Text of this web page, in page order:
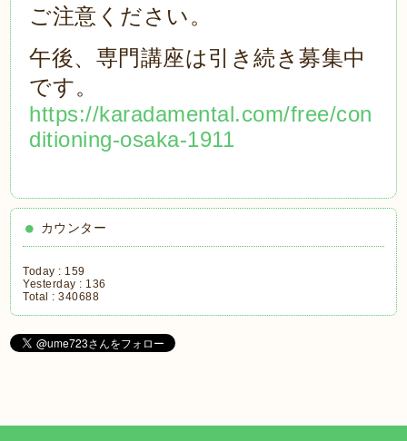
ご注意ください。
午後、専門講座は引き続き募集中
です。
https://karadamental.com/free/con
ditioning-osaka-1911
カウンター
Today : 159
Yesterday : 136
Total :340688